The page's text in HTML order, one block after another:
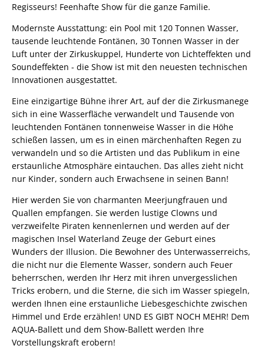
Regisseurs! Feenhafte Show für die ganze Familie.
Modernste Ausstattung: ein Pool mit 120 Tonnen Wasser,
tausende leuchtende Fontänen, 30 Tonnen Wasser in der
Luft unter der Zirkuskuppel, Hunderte von Lichteffekten und
Soundeffekten - die Show ist mit den neuesten technischen
Innovationen ausgestattet.
Eine einzigartige Bühne ihrer Art, auf der die Zirkusmanege
sich in eine Wasserfläche verwandelt und Tausende von
leuchtenden Fontänen tonnenweise Wasser in die Höhe
schießen lassen, um es in einen märchenhaften Regen zu
verwandeln und so die Artisten und das Publikum in eine
erstaunliche Atmosphäre eintauchen. Das alles zieht nicht
nur Kinder, sondern auch Erwachsene in seinen Bann!
Hier werden Sie von charmanten Meerjungfrauen und
Quallen empfangen. Sie werden lustige Clowns und
verzweifelte Piraten kennenlernen und werden auf der
magischen Insel Waterland Zeuge der Geburt eines
Wunders der Illusion. Die Bewohner des Unterwasserreichs,
die nicht nur die Elemente Wasser, sondern auch Feuer
beherrschen, werden Ihr Herz mit ihren unvergesslichen
Tricks erobern, und die Sterne, die sich im Wasser spiegeln,
werden Ihnen eine erstaunliche Liebesgeschichte zwischen
Himmel und Erde erzählen! UND ES GIBT NOCH MEHR! Dem
AQUA-Ballett und dem Show-Ballett werden Ihre
Vorstellungskraft erobern!